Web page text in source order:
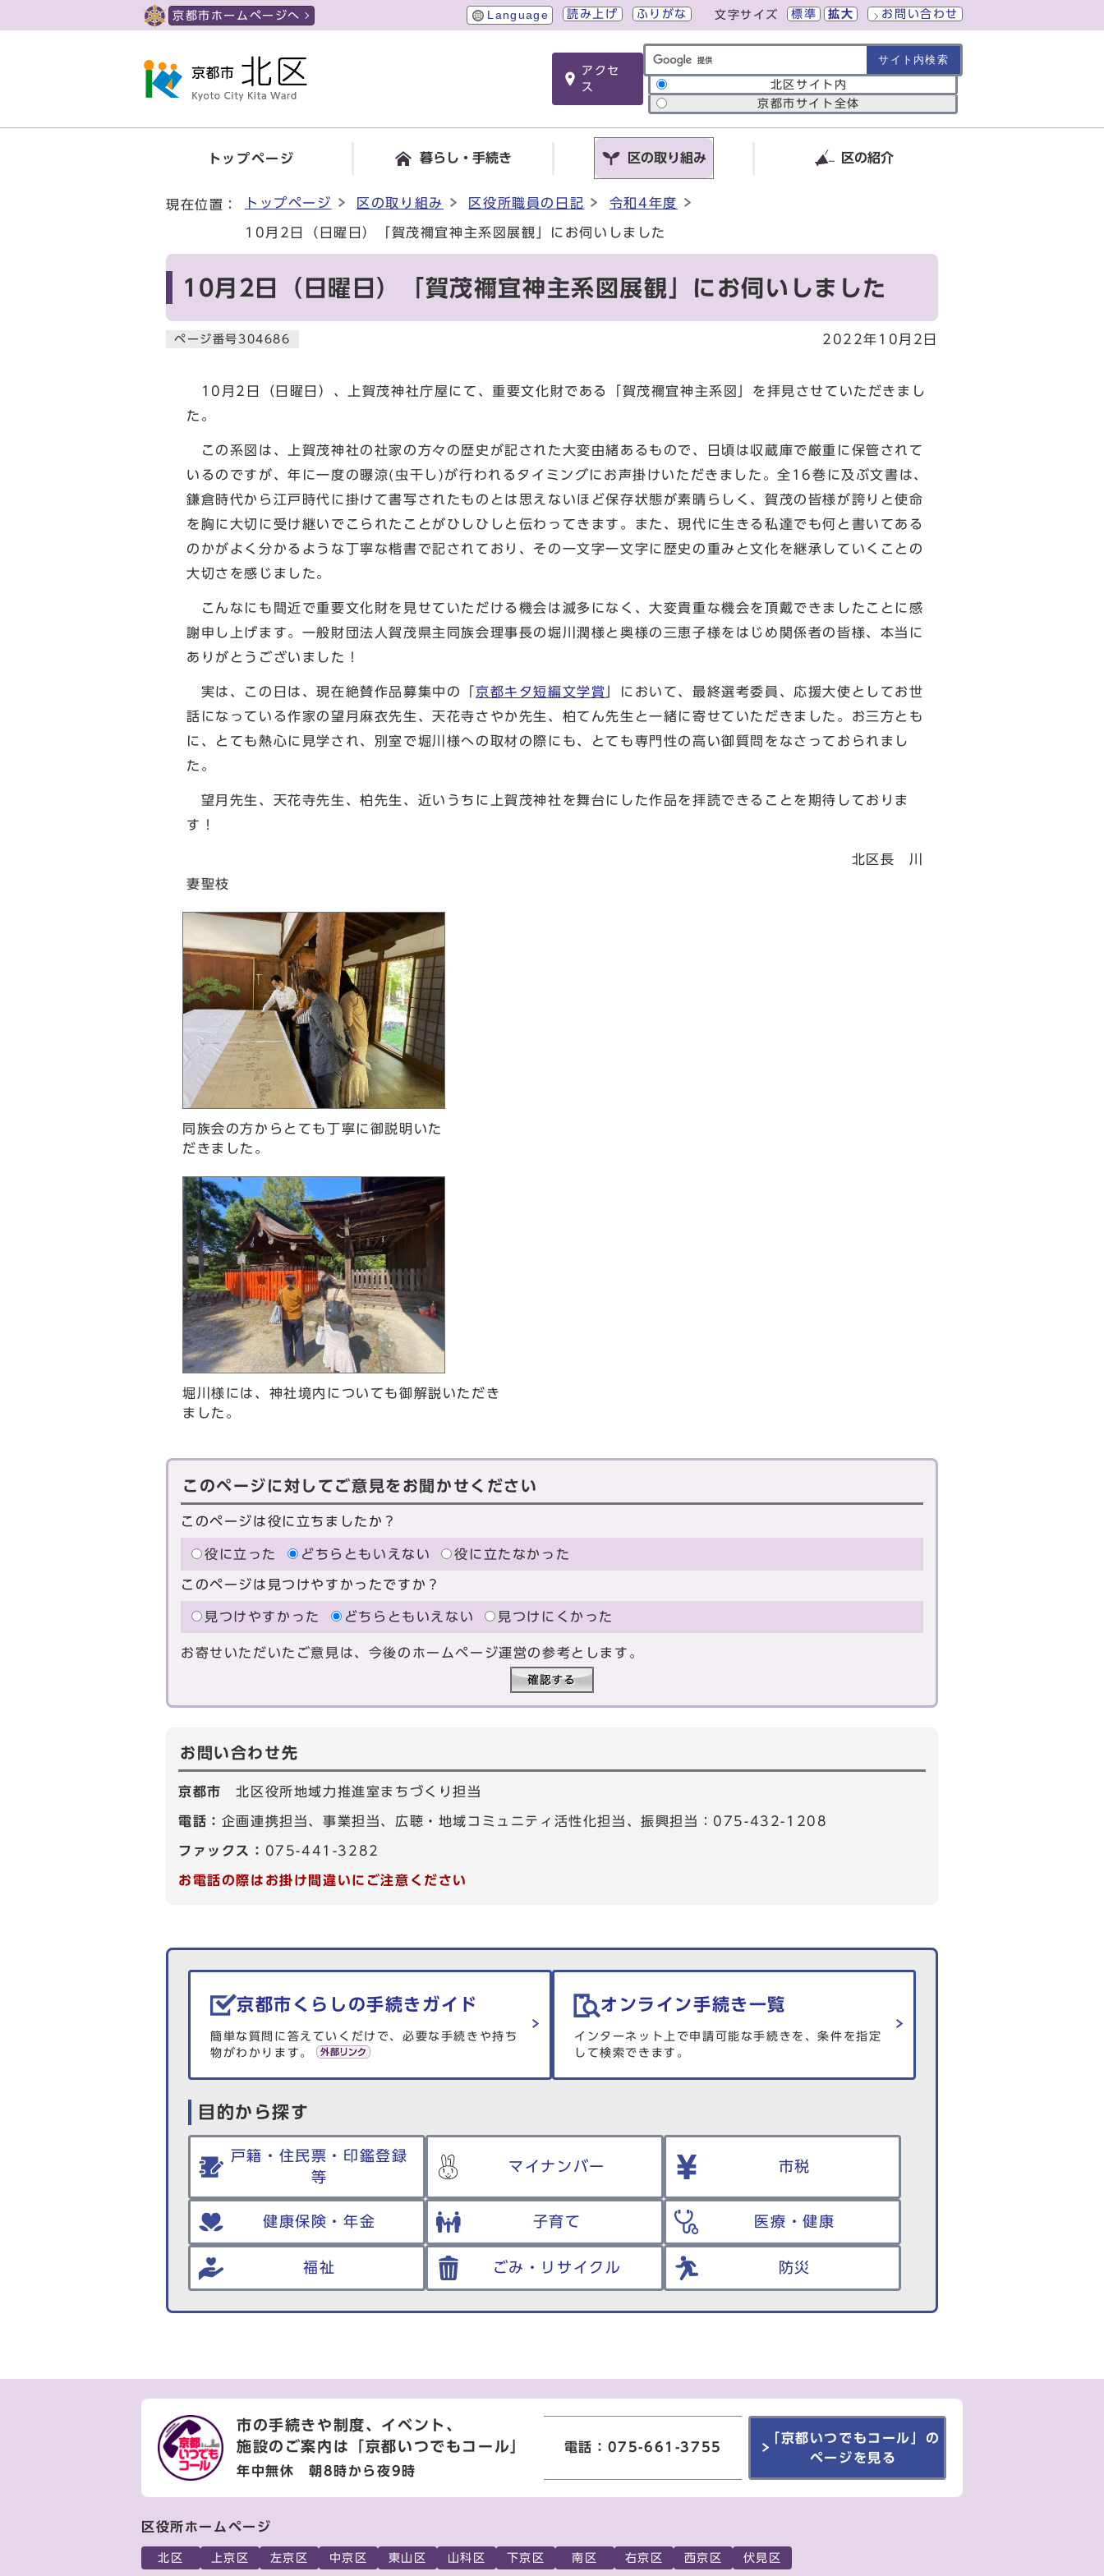
京都市ホームページへ Language 読み上げ ふりがな 文字サイズ 標準 拡大 お問い合わせ
アクセ
ス
サイト内検索の範囲
北区サイト内
京都市サイト全体
トップページ 暮らし・手続き 区の取り組み 区の紹介
現在位置： トップページ 区の取り組み 区役所職員の日記 令和4年度
10月2日（日曜日）「賀茂禰宜神主系図展観」にお伺いしました
10月2日（日曜日）「賀茂禰宜神主系図展観」にお伺いしました
ページ番号304686 2022年10月2日
10月2日（日曜日）、上賀茂神社庁屋にて、重要文化財である「賀茂禰宜神主系図」を拝見させていただきまし
た。
この系図は、上賀茂神社の社家の方々の歴史が記された大変由緒あるもので、日頃は収蔵庫で厳重に保管されて
いるのですが、年に一度の曝涼(虫干し)が行われるタイミングにお声掛けいただきました。全16巻に及ぶ文書は、
鎌倉時代から江戸時代に掛けて書写されたものとは思えないほど保存状態が素晴らしく、賀茂の皆様が誇りと使命
を胸に大切に受け継いでこられたことがひしひしと伝わってきます。また、現代に生きる私達でも何と書いてある
のかがよく分かるような丁寧な楷書で記されており、その一文字一文字に歴史の重みと文化を継承していくことの
大切さを感じました。
こんなにも間近で重要文化財を見せていただける機会は滅多になく、大変貴重な機会を頂戴できましたことに感
謝申し上げます。一般財団法人賀茂県主同族会理事長の堀川潤様と奥様の三恵子様をはじめ関係者の皆様、本当に
ありがとうございました！
実は、この日は、現在絶賛作品募集中の「京都キタ短編文学賞
」において、最終選考委員、応援大使としてお世
話になっている作家の望月麻衣先生、天花寺さやか先生、柏てん先生と一緒に寄せていただきました。お三方とも
に、とても熱心に見学され、別室で堀川様への取材の際にも、とても専門性の高い御質問をなさっておられまし
た。
望月先生、天花寺先生、柏先生、近いうちに上賀茂神社を舞台にした作品を拝読できることを期待しておりま
す！
北区長 川
妻聖枝
同族会の方からとても丁寧に御説明いた
だきました。
堀川様には、神社境内についても御解説いただき
ました。
このページに対してご意見をお聞かせください
このページは役に立ちましたか？
役に立った どちらともいえない 役に立たなかった
このページは見つけやすかったですか？
見つけやすかった どちらともいえない 見つけにくかった
お寄せいただいたご意見は、今後のホームページ運営の参考とします。
お問い合わせ先
京都市北区役所地域力推進室まちづくり担当
電話： 企画連携担当、事業担当、広聴・地域コミュニティ活性化担当、振興担当：075-432-1208
ファックス： 075-441-3282
お電話の際はお掛け間違いにご注意ください
生活情報を探す
京都市くらしの手続きガイド
簡単な質問に答えていくだけで、必要な手続きや持ち
物がわかります。
オンライン手続き一覧
インターネット上で申請可能な手続きを、条件を指定
して検索できます。
目的から探す
戸籍・住民票・印鑑登録
等
マイナンバー 市税
健康保険・年金 子育て 医療・健康
福祉 ごみ・リサイクル 防災
市の手続きや制度、イベント、
施設のご案内は
「京都いつでもコール」
年中無休 朝8時から夜9時
電話：075-661-3755
「京都いつでもコール」の
ページを見る
区役所ホームページ
北区 上京区 左京区 中京区 東山区 山科区 下京区 南区 右京区 西京区 伏見区